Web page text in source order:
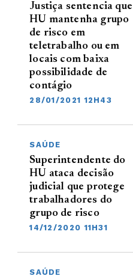
Justiça sentencia que
HU mantenha grupo
de risco em
teletrabalho ou em
locais com baixa
possibilidade de
contágio
28/01/2021 12H43
SAÚDE
Superintendente do
HU ataca decisão
judicial que protege
trabalhadores do
grupo de risco
14/12/2020 11H31
SAÚDE